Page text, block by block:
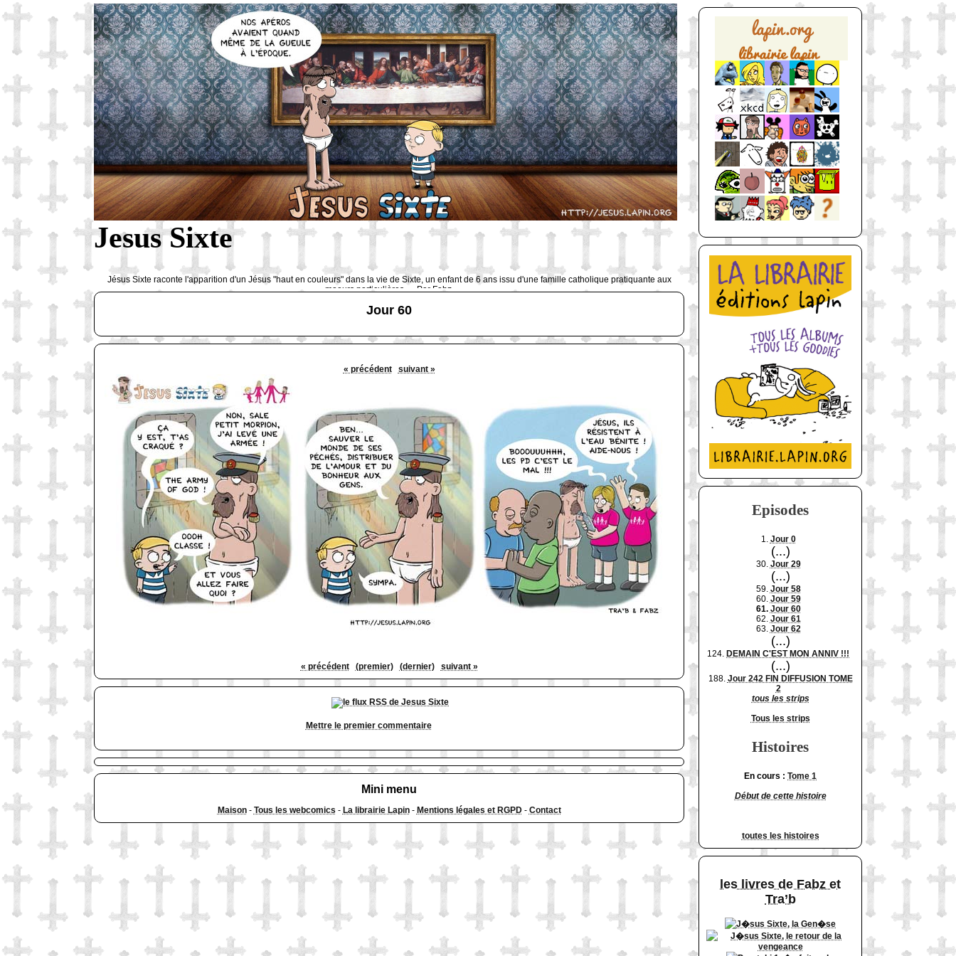
Jesus Sixte
Jésus Sixte raconte l'apparition d'un Jésus "haut en couleurs" dans la vie de Sixte, un enfant de 6 ans issu d'une famille catholique pratiquante aux
moeurs particulières … Par Fabz.
http://www.lefabz.com/
Jour 60
« précédent suivant »
« précédent (premier) (dernier) suivant »
Mettre le premier commentaire
Mini menu
Maison- Tous les webcomics - La librairie Lapin- Mentions légales et RGPD- Contact
Episodes
1. Jour 0
(...)
30. Jour 29
(...)
59. Jour 58
60. Jour 59
61. Jour 60
62. Jour 61
63. Jour 62
(...)
124. DEMAIN C'EST MON ANNIV !!!
(...)
188. Jour 242 FIN DIFFUSION TOME
2
tous les strips
Tous les strips
Histoires
En cours : Tome 1
Début de cette histoire
toutes les histoires
les livres de Fabz et
Tra’b